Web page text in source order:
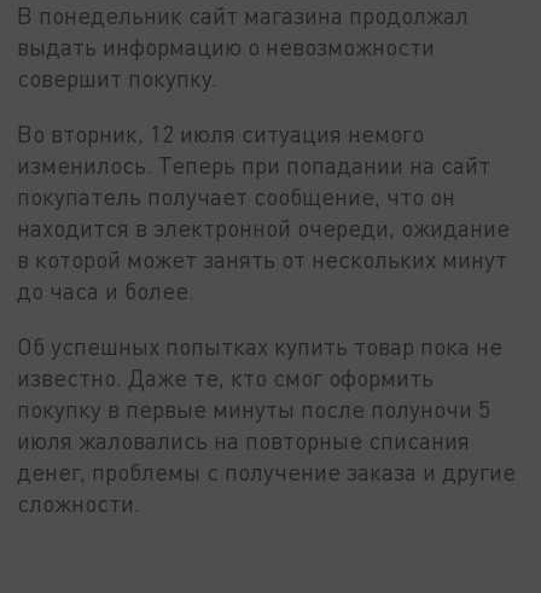
В понедельник сайт магазина продолжал
выдать информацию о невозможности
совершит покупку.
Во вторник, 12 июля ситуация немого
изменилось. Теперь при попадании на сайт
покупатель получает сообщение, что он
находится в электронной очереди, ожидание
в которой может занять от нескольких минут
до часа и более.
Об успешных попытках купить товар пока не
известно. Даже те, кто смог оформить
покупку в первые минуты после полуночи 5
июля жаловались на повторные списания
денег, проблемы с получение заказа и другие
сложности.